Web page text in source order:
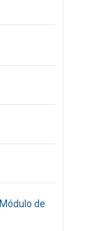
Módulo de